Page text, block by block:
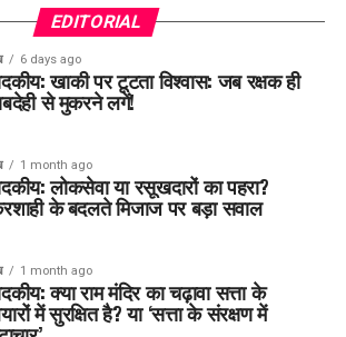
EDITORIAL
6 days ago
खाकी पर टूटता विश्वास: जब रक्षक ही
से मुकरने लगें!
1 month ago
लोकसेवा या रसूखदारों का पहरा?
के बदलते मिजाज पर बड़ा सवाल
1 month ago
क्या राम मंदिर का चढ़ावा सत्ता के
में सुरक्षित है? या ‘सत्ता के संरक्षण में